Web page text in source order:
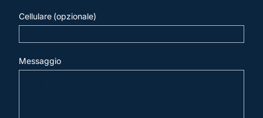
Cellulare (opzionale)
Messaggio